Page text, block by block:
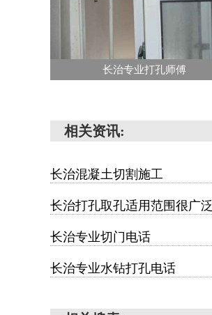
长治专业打孔师傅
相关资讯:
长治混凝土切割施工
长治打孔取孔适用范围很广泛
长治专业切门电话
长治专业水钻打孔电话